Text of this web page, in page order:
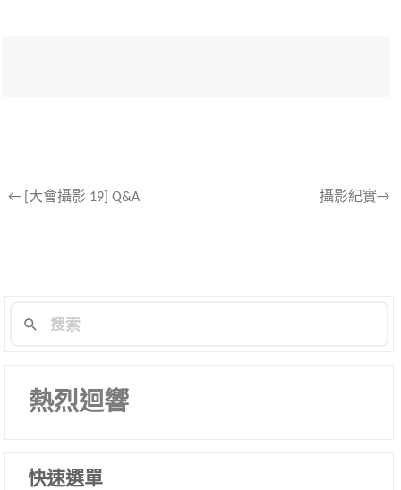
文
← [大會攝影 19] Q&A 攝影紀實→
熱烈迴響
快速選單